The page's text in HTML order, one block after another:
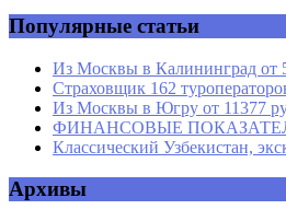
Популярные статьи
Из Москвы в Калининград от
Страховщик 162
Из Москвы в Югру от 11377
ФИНАНСОВЫЕ ПОКАЗАТЕЛИ
Классический Узбекистан,
Архивы